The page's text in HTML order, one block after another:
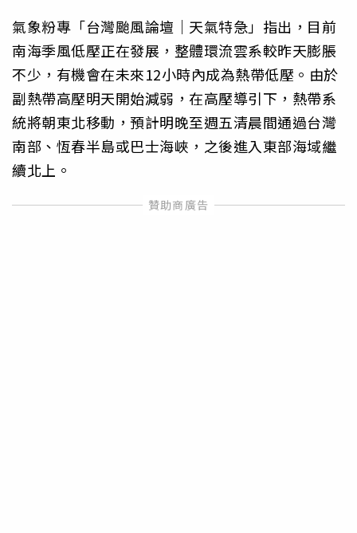
氣象粉專「台灣颱風論壇｜天氣特急」指出，目前
南海季風低壓正在發展，整體環流雲系較昨天膨脹
不少，有機會在未來12小時內成為熱帶低壓。由於
副熱帶高壓明天開始減弱，在高壓導引下，熱帶系
統將朝東北移動，預計明晚至週五清晨間通過台灣
南部、恆春半島或巴士海峽，之後進入東部海域繼
續北上。